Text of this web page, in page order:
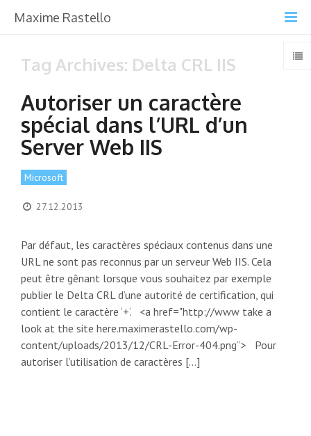
Maxime Rastello
Tag Archives: Delta CRL IIS
Autoriser un caractère
spécial dans l’URL d’un
Server Web IIS
Microsoft
27.12.2013
Par défaut, les caractères spéciaux contenus dans une
URL ne sont pas reconnus par un serveur Web IIS. Cela
peut être gênant lorsque vous souhaitez par exemple
publier le Delta CRL d’une autorité de certification, qui
contient le caractère ‘+‘. <a href="http://www take a
look at the site here.maximerastello.com/wp-
content/uploads/2013/12/CRL-Error-404.png”> Pour
autoriser l’utilisation de caractères […]